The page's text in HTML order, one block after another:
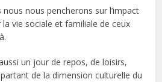
nous pencherons sur l’impact
vie sociale et familiale de ceux
un jour de repos, de loisirs,
partant de la dimension culturelle du